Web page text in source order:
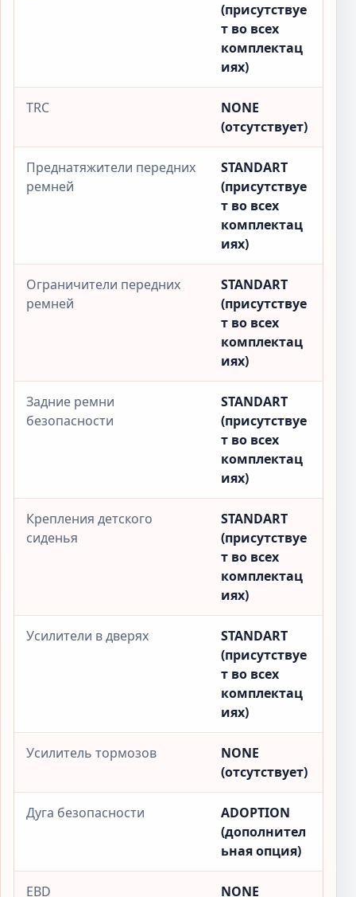
(присутствуе
т во всех
комплектац
иях)
TRC
NONE
(отсутствует)
Преднатяжители передних
ремней
STANDART
(присутствуе
т во всех
комплектац
иях)
Ограничители передних
ремней
STANDART
(присутствуе
т во всех
комплектац
иях)
Задние ремни
безопасности
STANDART
(присутствуе
т во всех
комплектац
иях)
Крепления детского
сиденья
STANDART
(присутствуе
т во всех
комплектац
иях)
Усилители в дверях
STANDART
(присутствуе
т во всех
комплектац
иях)
Усилитель тормозов
NONE
(отсутствует)
Дуга безопасности
ADOPTION
(дополнител
ьная опция)
EBD NONE